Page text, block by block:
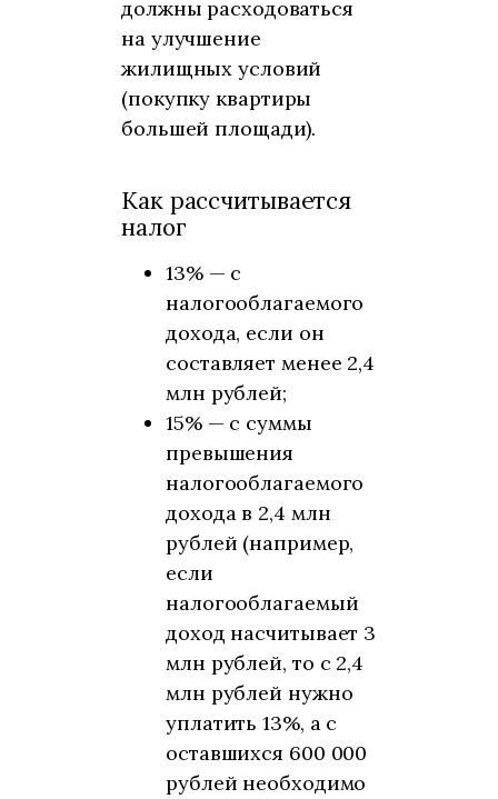
должны расходоваться
на улучшение
жилищных условий
(покупку квартиры
большей площади).
Как рассчитывается
налог
13% — с
налогооблагаемого
дохода, если он
составляет менее 2,4
млн рублей;
15% — с суммы
превышения
налогооблагаемого
дохода в 2,4 млн
рублей (например,
если
налогооблагаемый
доход насчитывает 3
млн рублей, то с 2,4
млн рублей нужно
уплатить 13%, а с
оставшихся 600 000
рублей необходимо